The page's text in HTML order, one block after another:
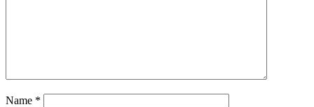
Name *